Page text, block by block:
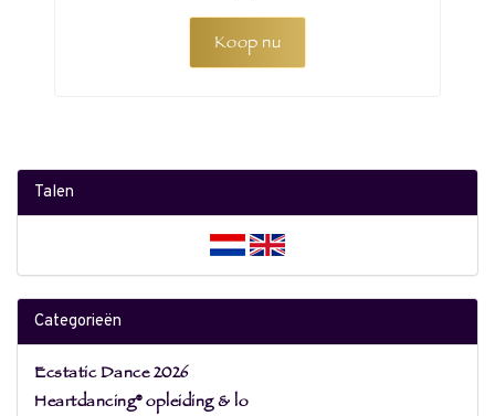
Koop nu
Talen
Categorieën
Ecstatic Dance 2026
Heartdancing® opleiding & lo